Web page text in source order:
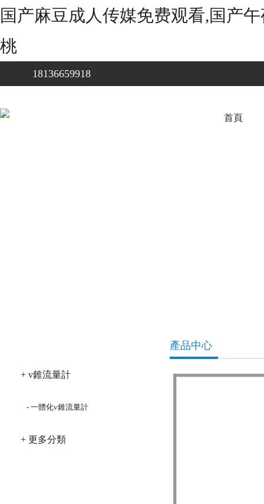
国产麻豆成人传媒免费观看,国产
桃
18136659918
首頁
+ v錐流量計
- 一體化v錐流量計
+ 更多分類
產品中心